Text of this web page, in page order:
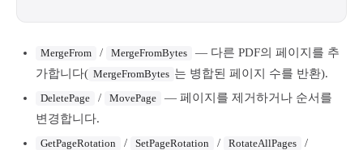
MergeFrom / MergeFromBytes
— 다른 PDF의 페이지를 추
가합니다( MergeFromBytes 는 병합된 페이지 수를 반환).
DeletePage / MovePage
— 페이지를 제거하거나 순서를
변경합니다.
GetPageRotation / SetPageRotation / RotateAllPages /